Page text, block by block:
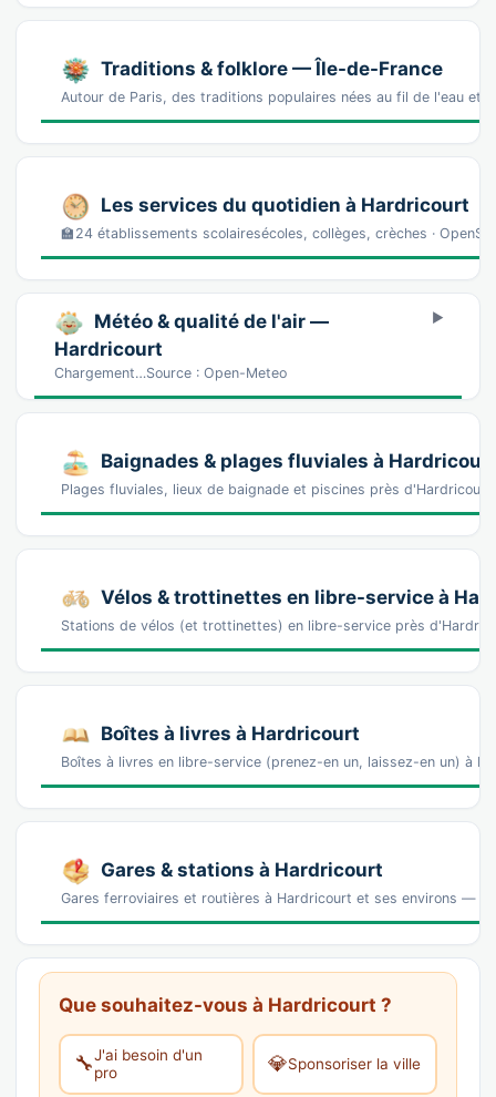
Traditions & folklore — Île-de-France
Autour de Paris, des traditions populaires nées au fil de l'eau et
Les services du quotidien à Hardricourt
🏫24 établissements scolairesécoles, collèges, crèches ·
Météo & qualité de l'air —
Hardricourt
Chargement…Source : Open-Meteo
Baignades & plages fluviales à Hardricourt
Plages fluviales, lieux de baignade et piscines près
Vélos & trottinettes en libre-service à
Stations de vélos (et trottinettes) en libre-service près
Boîtes à livres à Hardricourt
Boîtes à livres en libre-service (prenez-en un, laissez-en un) à
Gares & stations à Hardricourt
Gares ferroviaires et routières à Hardricourt et ses environs —
Que souhaitez-vous à Hardricourt ?
🔧J'ai besoin d'un
pro
💎Sponsoriser la ville